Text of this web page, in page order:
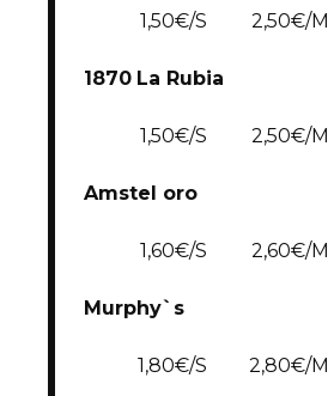
1,50€/S 2,50€/M
1870 La Rubia
1,50€/S 2,50€/M
Amstel oro
1,60€/S 2,60€/M
Murphy`s
1,80€/S 2,80€/M